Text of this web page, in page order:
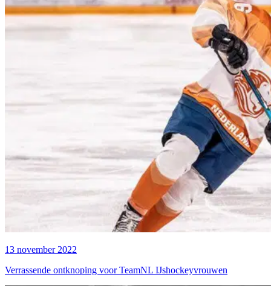
13 november 2022
Verrassende ontknoping voor TeamNL IJshockeyvrouwen